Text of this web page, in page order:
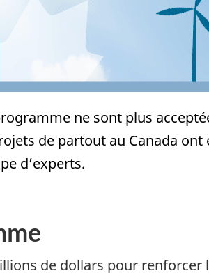
ne sont plus
de partout au Canada
d’experts.
de dollars pour renforcer